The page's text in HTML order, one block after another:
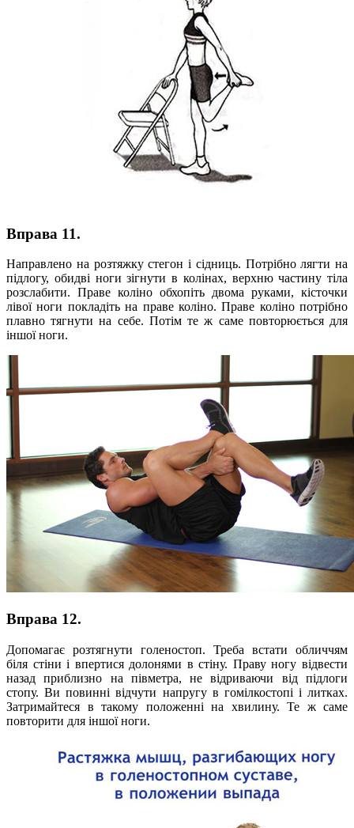
Вправа 11.
Направлено на розтяжку стегон і сідниць. Потрібно лягти на
підлогу, обидві ноги зігнути в колінах, верхню частину тіла
розслабити. Праве коліно обхопіть двома руками, кісточки
лівої ноги покладіть на праве коліно. Праве коліно потрібно
плавно тягнути на себе. Потім те ж саме повторюється для
іншої ноги.
Вправа 12.
Допомагає розтягнути голеностоп. Треба встати обличчям
біля стіни і впертися долонями в стіну. Праву ногу відвести
назад приблизно на півметра, не відриваючи від підлоги
стопу. Ви повинні відчути напругу в гомілкостопі і литках.
Затримайтеся в такому положенні на хвилину. Те ж саме
повторити для іншої ноги.